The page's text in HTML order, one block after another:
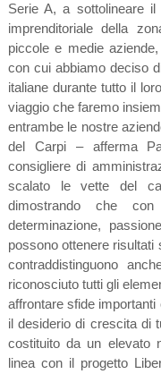
Serie A, a sottolineare
imprenditoriale della
piccole e medie
con cui abbiamo deciso
italiane durante tutto il
viaggio che faremo
entrambe le nostre
del Carpi – afferma
consigliere di
scalato le vette del
dimostrando che
determinazione,
possono ottenere risultati
contraddistinguono
riconosciuto tutti gli
affrontare sfide
il desiderio di crescita di
costituito da un elevato
linea con il progetto